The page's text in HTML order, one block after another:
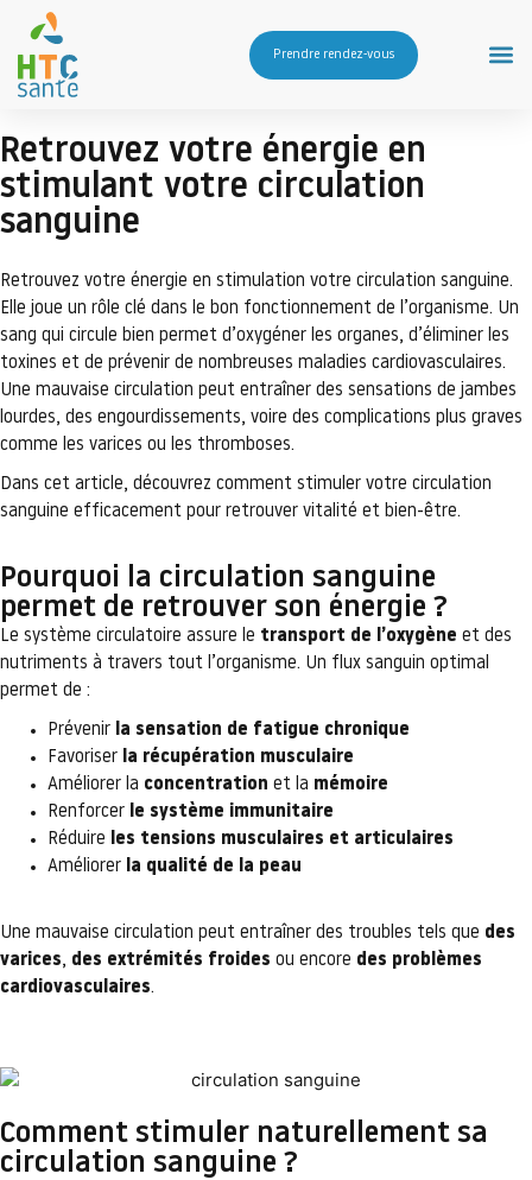
Prendre rendez-vous
Retrouvez votre énergie en
stimulant votre circulation
sanguine
Retrouvez votre énergie en stimulation votre circulation sanguine.
Elle joue un rôle clé dans le bon fonctionnement de l’organisme. Un
sang qui circule bien permet d’oxygéner les organes, d’éliminer les
toxines et de prévenir de nombreuses maladies cardiovasculaires.
Une mauvaise circulation peut entraîner des sensations de jambes
lourdes, des engourdissements, voire des complications plus graves
comme les varices ou les thromboses.
Dans cet article, découvrez comment stimuler votre circulation
sanguine efficacement pour retrouver vitalité et bien-être.
Pourquoi la circulation sanguine
permet de retrouver son énergie ?
Le système circulatoire assure le transport de l’oxygène et des
nutriments à travers tout l’organisme. Un flux sanguin optimal
permet de :
Prévenir la sensation de fatigue chronique
Favoriser la récupération musculaire
Améliorer la concentration et la mémoire
Renforcer le système immunitaire
Réduire les tensions musculaires et articulaires
Améliorer la qualité de la peau
Une mauvaise circulation peut entraîner des troubles tels que des
varices, des extrémités froides ou encore des problèmes
cardiovasculaires.
Comment stimuler naturellement sa
circulation sanguine ?